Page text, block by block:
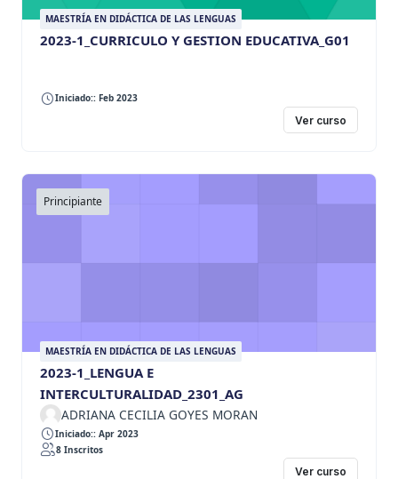
MAESTRÍA EN DIDÁCTICA DE LAS LENGUAS
2023-1_CURRICULO Y GESTION EDUCATIVA_G01
Iniciado:: Feb 2023
Ver curso
Principiante
MAESTRÍA EN DIDÁCTICA DE LAS LENGUAS
2023-1_LENGUA E
INTERCULTURALIDAD_2301_AG
ADRIANA CECILIA GOYES MORAN
Iniciado:: Apr 2023
8 Inscritos
Ver curso